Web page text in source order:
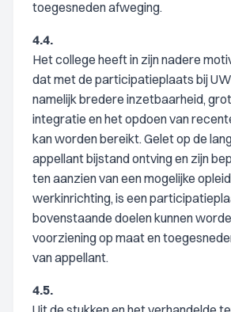
toegesneden afweging.
4.4.
Het college heeft in zijn nadere
dat met de participatieplaats bij
namelijk bredere inzetbaarheid,
integratie en het opdoen van
kan worden bereikt. Gelet op de
appellant bijstand ontving en zijn
ten aanzien van een mogelijke
werkinrichting, is een
bovenstaande doelen kunnen
voorziening op maat en
van appellant.
4.5.